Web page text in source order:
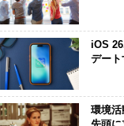
iOS
デート
環境活